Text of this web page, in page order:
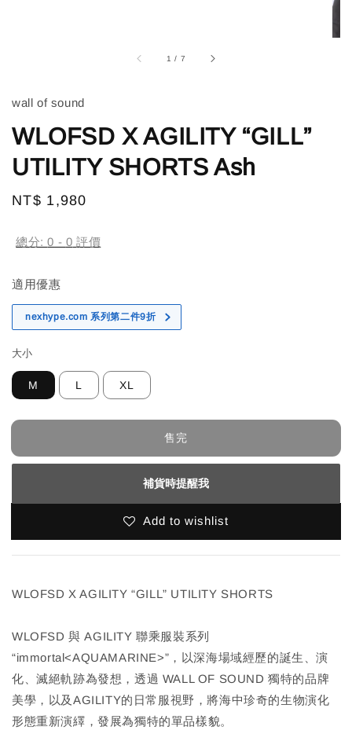
1 / 7
wall of sound
WLOFSD X AGILITY “GILL”
UTILITY SHORTS Ash
Regular
NT$ 1,980
總分:0 - 0 評價
適用優惠
nexhype.com 系列第二件9折
大小
M L XL
售完
補貨時提醒我
Add to wishlist
WLOFSD X AGILITY “GILL” UTILITY SHORTS
WLOFSD 與 AGILITY 聯乘服裝系列
“immortal<AQUAMARINE>”，以深海場域經歷的誕生、演
化、滅絕軌跡為發想，透過 WALL OF SOUND 獨特的品牌
美學，以及AGILITY的日常服視野，將海中珍奇的生物演化
形態重新演繹，發展為獨特的單品樣貌。